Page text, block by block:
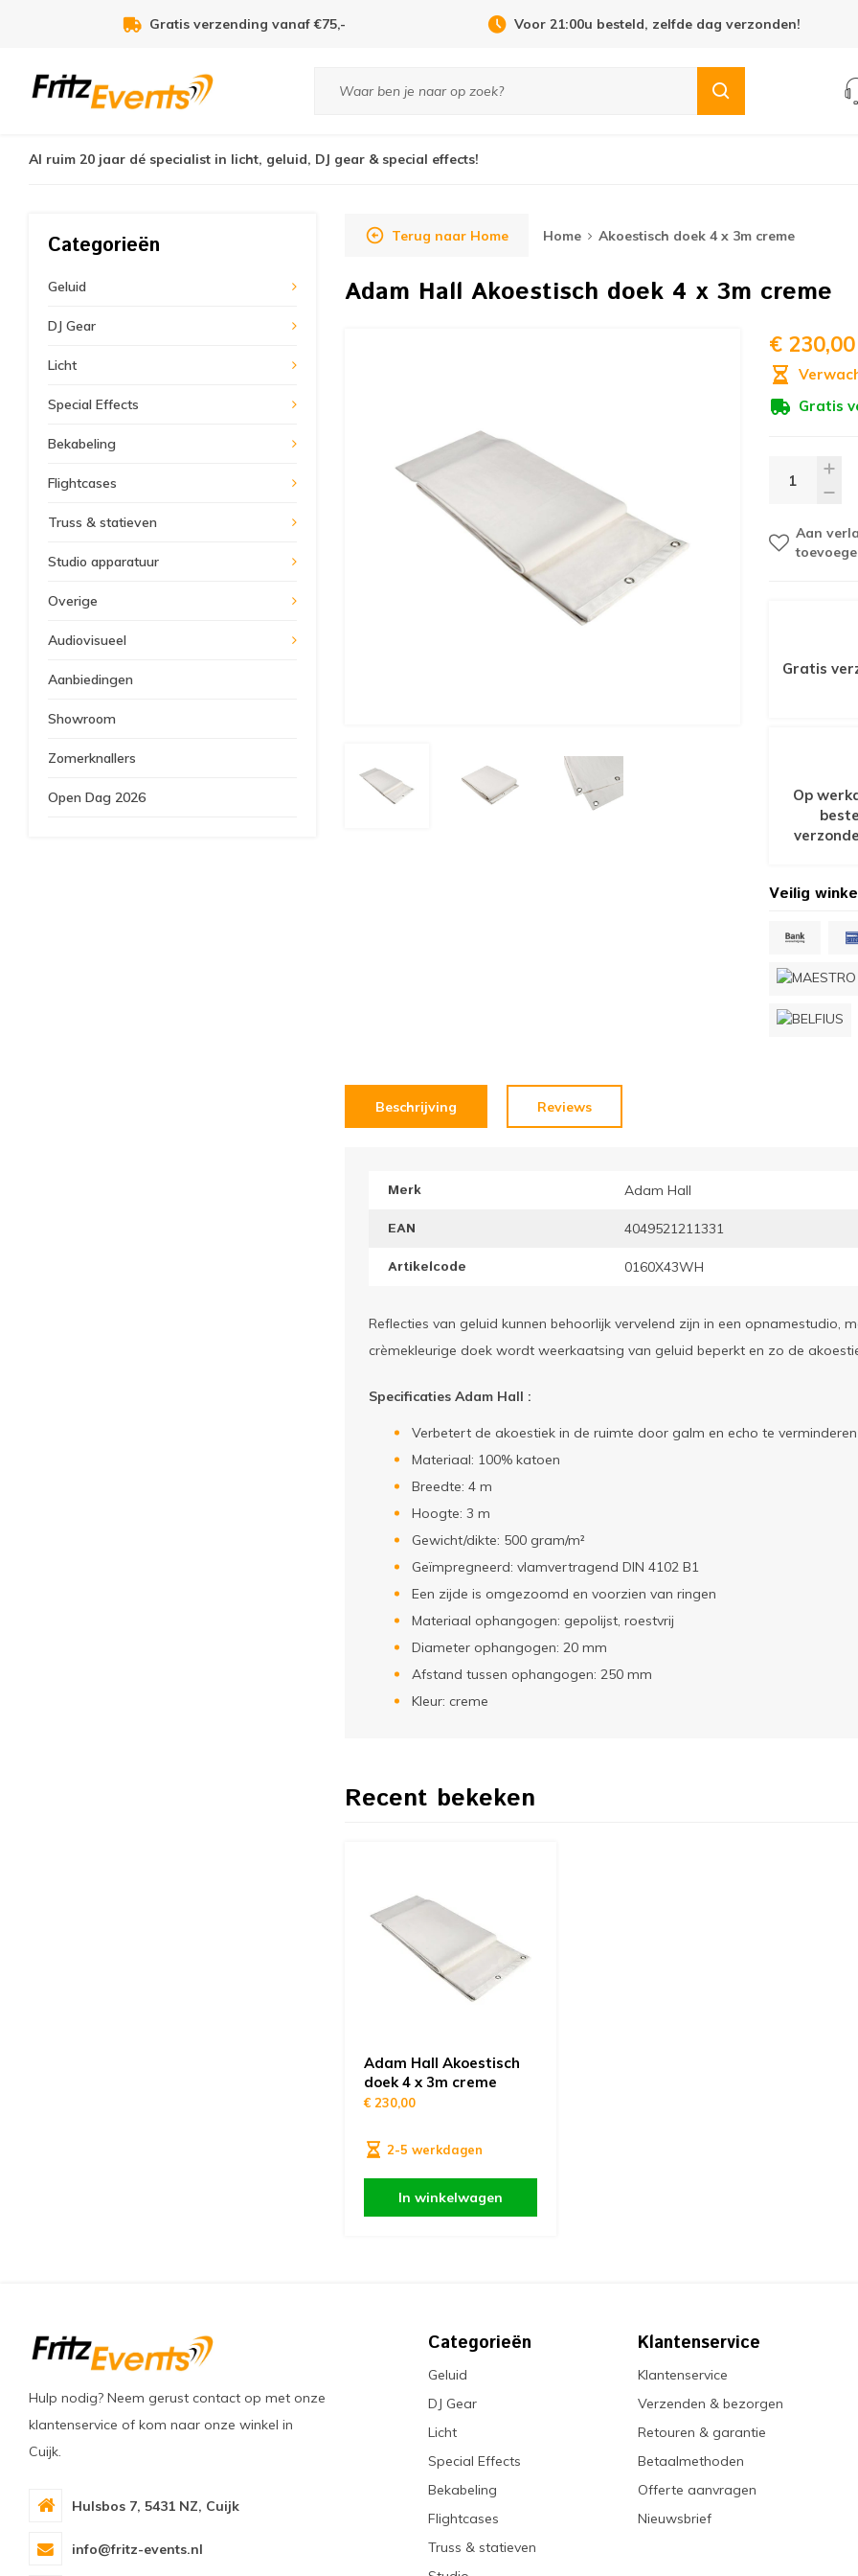
Gratis verzending vanaf €75,- Voor 21:00u besteld, zelfde dag verzonden!
Al ruim 20 jaar dé specialist in licht, geluid, DJ gear & special effects!
Categorieën
Geluid
DJ Gear
Licht
Special Effects
Bekabeling
Flightcases
Truss & statieven
Studio apparatuur
Overige
Audiovisueel
Aanbiedingen
Showroom
Zomerknallers
Open Dag 2026
Terug naar Home Home Akoestisch doek 4 x 3m creme
Adam Hall Akoestisch doek 4 x 3m creme
€ 230,00
Gratis
Aan
Gratis
Op
Veilig
Beschrijving Reviews
Merk Adam Hall
EAN 4049521211331
Artikelcode 0160X43WH
Reflecties van geluid kunnen behoorlijk vervelend zijn in een opnamestudio,
crèmekleurige doek wordt weerkaatsing van geluid beperkt en zo de
Specificaties Adam Hall :
Verbetert de akoestiek in de ruimte door galm en echo te verminderen
Materiaal: 100% katoen
Breedte: 4 m
Hoogte: 3 m
Gewicht/dikte: 500 gram/m²
Geïmpregneerd: vlamvertragend DIN 4102 B1
Een zijde is omgezoomd en voorzien van ringen
Materiaal ophangogen: gepolijst, roestvrij
Diameter ophangogen: 20 mm
Afstand tussen ophangogen: 250 mm
Kleur: creme
Recent bekeken
Adam Hall Akoestisch
doek 4 x 3m creme
€ 230,00
2-5 werkdagen
In winkelwagen
Hulp nodig? Neem gerust contact op met onze
klantenservice of kom naar onze winkel in
Cuijk.
Hulsbos 7, 5431 NZ, Cuijk
info@fritz-events.nl
Categorieën
Geluid
DJ Gear
Licht
Special Effects
Bekabeling
Flightcases
Truss & statieven
Klantenservice
Klantenservice
Verzenden & bezorgen
Retouren & garantie
Betaalmethoden
Offerte aanvragen
Nieuwsbrief